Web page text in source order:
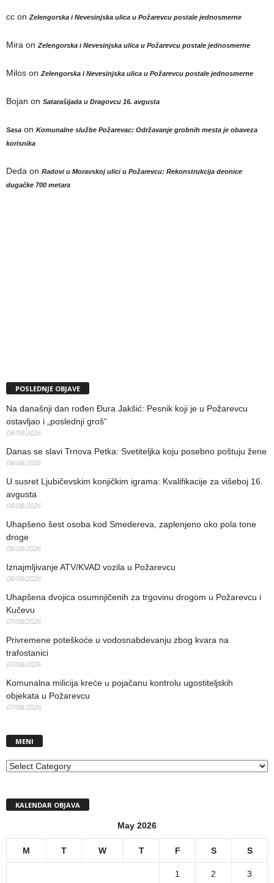
cc on Zelengorska i Nevesinjska ulica u Požarevcu postale jednosmerne
Mira on Zelengorska i Nevesinjska ulica u Požarevcu postale jednosmerne
Milos on Zelengorska i Nevesinjska ulica u Požarevcu postale jednosmerne
Bojan on Satarašijada u Dragovcu 16. avgusta
Sasa on Komunalne službe Požarevac: Održavanje grobnih mesta je obaveza
korisnika
Deda on Radovi u Moravskoj ulici u Požarevcu: Rekonstrukcija deonice
dugačke 700 metara
POSLEDNJE OBJAVE
Na današnji dan rođen Đura Jakšić: Pesnik koji je u Požarevcu
ostavljao i „poslednji groš“
08/08/2026
Danas se slavi Trnova Petka: Svetiteljka koju posebno poštuju žene
08/08/2026
U susret Ljubičevskim konjičkim igrama: Kvalifikacije za višeboj 16.
avgusta
08/08/2026
Uhapšeno šest osoba kod Smedereva, zaplenjeno oko pola tone
droge
08/08/2026
Iznajmljivanje ATV/KVAD vozila u Požarevcu
08/08/2026
Uhapšena dvojica osumnjičenih za trgovinu drogom u Požarevcu i
Kučevu
07/08/2026
Privremene poteškoće u vodosnabdevanju zbog kvara na
trafostanici
07/08/2026
Komunalna milicija kreće u pojačanu kontrolu ugostiteljskih
objekata u Požarevcu
07/08/2026
MENI
MENI
KALENDAR OBJAVA
May 2026
M T W T F S S
1 2 3